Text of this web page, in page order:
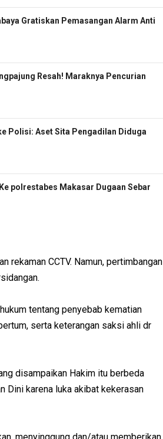
Gratiskan Pemasangan Alarm Anti
Resah! Maraknya Pencurian
Polisi: Aset Sita Pengadilan Diduga
polrestabes Makasar Dugaan Sebar
rekaman CCTV. Namun, pertimbangan
tentang penyebab kematian
serta keterangan saksi ahli dr
disampaikan Hakim itu berbeda
Dini karena luka akibat kekerasan